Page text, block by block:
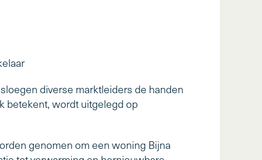
diverse marktleiders de handen
betekent, wordt uitgelegd op
genomen om een woning Bijna